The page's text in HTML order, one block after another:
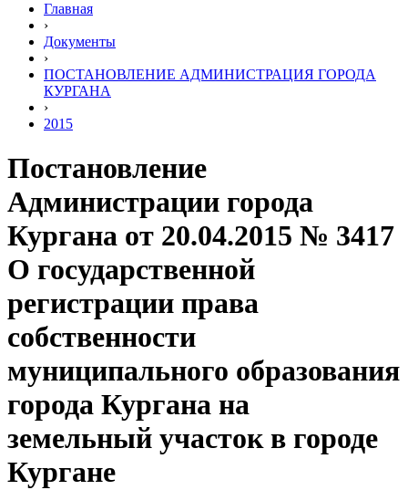
Главная
›
Документы
›
ПОСТАНОВЛЕНИЕ АДМИНИСТРАЦИЯ ГОРОДА
КУРГАНА
›
2015
Постановление
Администрации города
Кургана от 20.04.2015 № 3417
О государственной
регистрации права
собственности
муниципального образования
города Кургана на
земельный участок в городе
Кургане